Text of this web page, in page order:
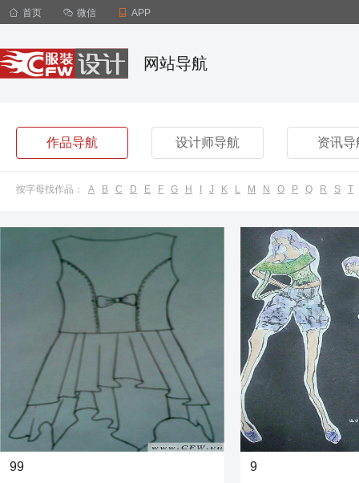
 首页  微信  APP
网站导航
作品导航 设计师导航 资讯导
按字母找作品： A B C D E F G H J K L M N O P Q R S T
99 9